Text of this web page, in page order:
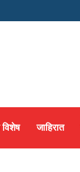
विशेष जाहिरात